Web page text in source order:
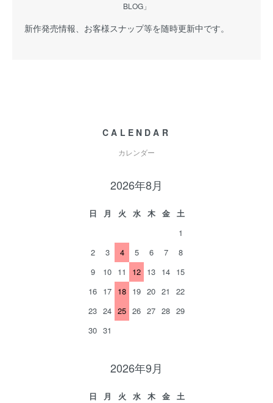
BLOG」
新作発売情報、お客様スナップ等を随時更新中です。
CALENDAR
カレンダー
2026年8月
日 月 火 水 木 金
土
1
2
3 4 5 6 7
8
9
10 11 12 13 14 15
16 17 18 19 20 21
22
23 24 25 26 27 28 29
30 31
2026年9月
日 月 火 水 木 金
土